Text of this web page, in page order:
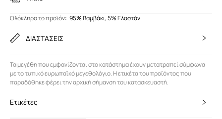
Ολόκληρο το προϊόν: 95% Βαμβάκι, 5% Ελαστάν
ΔΙΑΣΤΑΣΕΙΣ
Τα μεγέθη που εμφανίζονται στο κατάστημα έχουν μετατραπεί σύμφωνα
με το τυπικό ευρωπαϊκό μεγεθολόγιο. Η ετικέτα του προϊόντος που
παραδόθηκε φέρει την αρχική σήμανση του κατασκευαστή.
Ετικέτες